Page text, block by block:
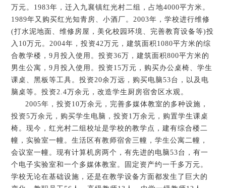
万元。1983年，迁入九襄镇红光村二组，占地4000平方米。
1989年又购买红光知青房、小酒厂。2003年，学校进行维修
(打水泥地面、维修房屋，美化校园环境、完善教育设备等)投
入10万元。2004年，投资42万元，建筑面积1080平方米的综
合教学楼，9月投入使用。投资36万，建筑面积800平方米的
男生公寓，9月投入使用。投资15万元，购买办公桌椅、学生
课桌、黑板等工具。投资20余万远，购买电脑53台，以及电
脑桌等。投资2.4万余元，改造学生厨房宿舍区水观。
2005年，投资10万余元，完善多媒体教室的多种设施，
投资5万余元，购买学生电脑，投资1万余元，购置学生课桌
椅。现今，红光村二组校址是学校的教学点，建有综合楼二
幢，实验室一幢。生活区有教师宿舍三幢，学生公寓二幢，
会议室一幢。现有计算机房两个，有先进的电脑53台，有一
个电子实验室和一个多媒体教室。固定资产约一千多万元。
学校无论在基础设施，还是在教学设备方面都发生了巨大的